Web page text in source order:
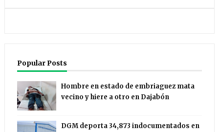
Popular Posts
Hombre en estado de embriaguez mata
vecino y hiere a otro en Dajabón
DGM deporta 34,873 indocumentados en